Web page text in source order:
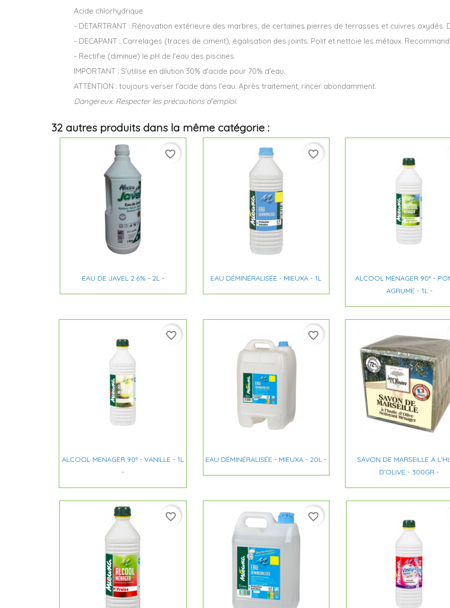
Acide chlorhydrique
- DETARTRANT : Rénovation extérieure des marbres, de certaines pierres de terrasses et cuivres oxydés.
- DECAPANT : Carrelages (traces de ciment), égalisation des joints. Polit et nettoie les métaux.
- Rectifie (diminue) le pH de l'eau des piscines.
IMPORTANT : S'utilise en dilution 30% d'acide pour 70% d'eau.
ATTENTION : toujours verser l'acide dans l'eau. Après traitement, rincer abondamment.
Dangereux. Respecter les précautions d'emploi.
32 autres produits dans la même catégorie :
Aperçu rapide
EAU DE JAVEL 2.6% - 2L -
favorite_border
Aperçu rapide
EAU DÉMINÉRALISÉE - MIEUXA - 1L
favorite_border
 Aperçu rapide
ALCOOL MENAGER 90° -
AGRUME - 1L -
Aperçu rapide
ALCOOL MENAGER 90° - VANILLE - 1L
-
favorite_border
Aperçu rapide
EAU DÉMINÉRALISÉE - MIEUXA - 20L -
favorite_border
Aperçu rapide
SAVON DE MARSEILLE A
D'OLIVE - 300GR -
favorite_border favorite_border